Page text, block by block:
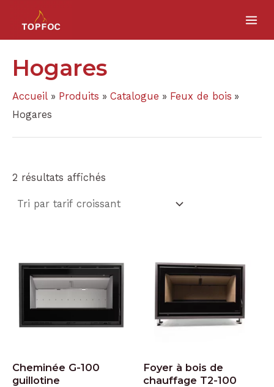
Hogares
Accueil Produits Catalogue
Feux de bois
Hogares
2 résultats affichés
Cheminée G-100
guillotine
Foyer à bois de
chauffage T2-100